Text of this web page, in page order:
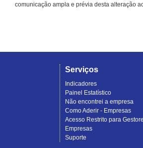
comunicação ampla e prévia desta alteração
Serviços
Indicadores
Painel Estatístico
Não encontrei a empresa
Como Aderir - Empresas
Acesso Restrito para
Empresas
Suporte